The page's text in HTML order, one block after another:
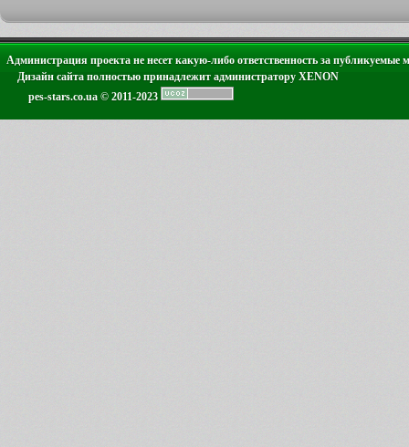
Администрация проекта не несет какую-либо ответственность за публикуемые
Дизайн сайта полностью принадлежит администратору XENON
pes-stars.co.ua © 2011-2023